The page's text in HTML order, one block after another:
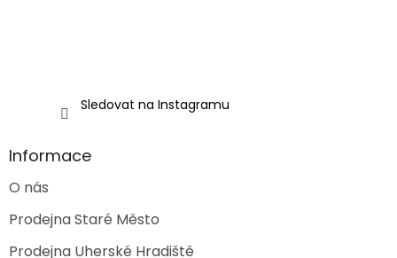
Sledovat na Instagramu
Informace
O nás
Prodejna Staré Město
Prodejna Uherské Hradiště